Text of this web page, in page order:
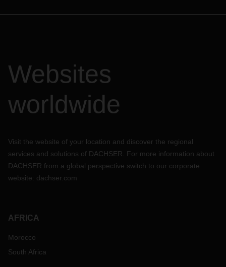
Websites
worldwide
Visit the website of your location and discover the regional
services and solutions of DACHSER. For more information about
DACHSER from a global perspective switch to our corporate
website: dachser.com
AFRICA
Morocco
South Africa